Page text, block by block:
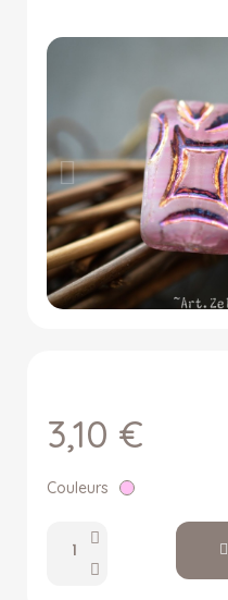
3,10 €
Couleurs